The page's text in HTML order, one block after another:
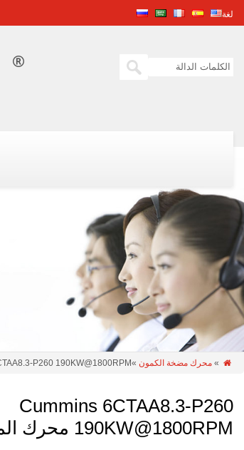
لغة


» محرك مضخة الكمون»Cummins 6CTAA8.3-P260 190KW@1800RPM محرك المضخة
Cummins 6CTAA8.3-P260
190KW@1800RPM محرك المضخة